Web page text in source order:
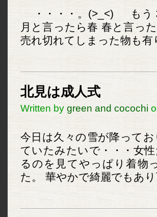
・・・・。(>_<) もう
月と言ったら春 春と言っ
売れ切れてしまった物も
北見は成人式
Written by green and cocochi
今日は久々の雪が降って
ていたみたいで・・・女
るのを見てやっぱり着物
た。 華やかで綺麗でもあ